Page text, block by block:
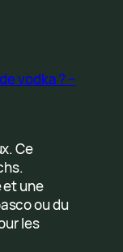
vodka ? –
Ce
et une
ou du
les